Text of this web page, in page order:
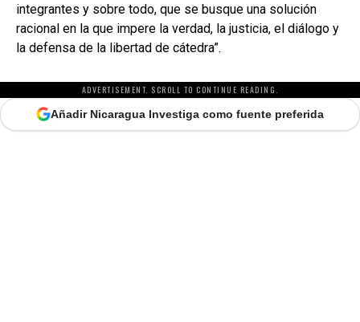
integrantes y sobre todo, que se busque una solución
racional en la que impere la verdad, la justicia, el diálogo y
la defensa de la libertad de cátedra”.
ADVERTISEMENT. SCROLL TO CONTINUE READING.
Añadir Nicaragua Investiga como fuente preferida